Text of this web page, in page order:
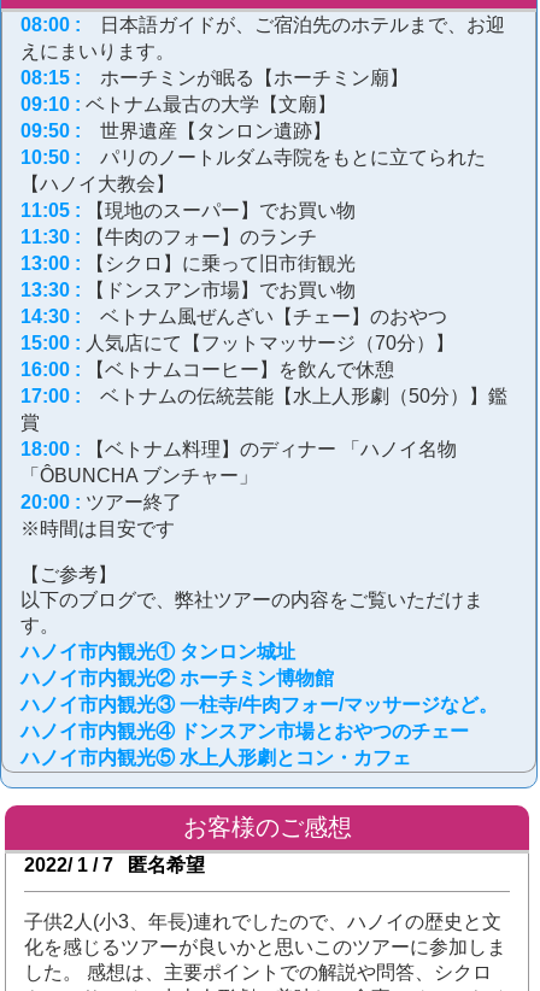
08:00 :
日本語ガイドが、ご宿泊先のホテルまで、お迎
えにまいります。
08:15 :
ホーチミンが眠る【ホーチミン廟】
09:10 : ベトナム最古の大学【文廟】
09:50 :
世界遺産【タンロン遺跡】
10:50 :
パリのノートルダム寺院をもとに立てられた
【ハノイ大教会】
11:05 :
【現地のスーパー】でお買い物
11:30 :
【牛肉のフォー】のランチ
13:00 :
【シクロ】に乗って旧市街観光
13:30 :
【ドンスアン市場】でお買い物
14:30 :
ベトナム風ぜんざい【チェー】のおやつ
15:00 : 人気店にて【フットマッサージ（70分）】
16:00 :
【ベトナムコーヒー】を飲んで休憩
17:00 :
ベトナムの伝統芸能【水上人形劇（50分）】鑑
賞
18:00 :
【ベトナム料理】のディナー 「ハノイ名物
「ÔBUNCHA ブンチャー」
20:00 : ツアー終了
※時間は目安です
【ご参考】
以下のブログで、弊社ツアーの内容をご覧いただけま
す。
ハノイ市内観光① タンロン城址
ハノイ市内観光② ホーチミン博物館
ハノイ市内観光③ 一柱寺/牛肉フォー/マッサージなど。
ハノイ市内観光④ ドンスアン市場とおやつのチェー
ハノイ市内観光⑤ 水上人形劇とコン・カフェ
お客様のご感想
2022/ 1 / 7 匿名希望
子供2人(小3、年長)連れでしたので、ハノイの歴史と文
化を感じるツアーが良いかと思いこのツアーに参加しま
した。 感想は、主要ポイントでの解説や問答、シクロ